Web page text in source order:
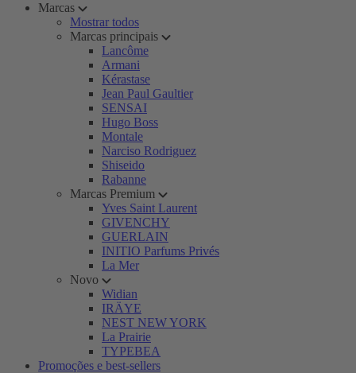
Marcas
Mostrar todos
Marcas principais
Lancôme
Armani
Kérastase
Jean Paul Gaultier
SENSAI
Hugo Boss
Montale
Narciso Rodriguez
Shiseido
Rabanne
Marcas Premium
Yves Saint Laurent
GIVENCHY
GUERLAIN
INITIO Parfums Privés
La Mer
Novo
Widian
IRÄYE
NEST NEW YORK
La Prairie
TYPEBEA
Promoções e best-sellers